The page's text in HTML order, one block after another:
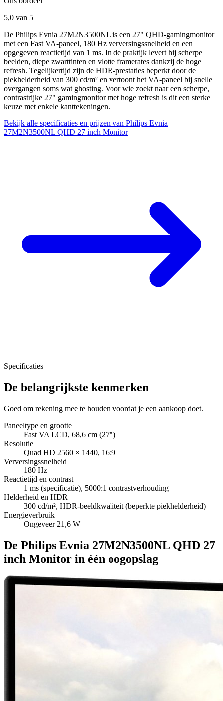
5,0 van 5
De Philips Evnia 27M2N3500NL is een 27" QHD-gamingmonitor
met een Fast VA-paneel, 180 Hz verversingssnelheid en een
opgegeven reactietijd van 1 ms. In de praktijk levert hij scherpe
beelden, diepe zwarttinten en vlotte framerates dankzij de hoge
refresh. Tegelijkertijd zijn de HDR-prestaties beperkt door de
piekhelderheid van 300 cd/m² en vertoont het VA-paneel bij snelle
overgangen soms wat ghosting. Voor wie zoekt naar een scherpe,
contrastrijke 27" gamingmonitor met hoge refresh is dit een sterke
keuze met enkele kanttekeningen.
Bekijk alle specificaties en prijzen van Philips Evnia
27M2N3500NL QHD 27 inch Monitor
Specificaties
De belangrijkste kenmerken
Goed om rekening mee te houden voordat je een aankoop doet.
Paneeltype en grootte
Fast VA LCD, 68,6 cm (27")
Resolutie
Quad HD 2560 × 1440, 16:9
Verversingssnelheid
180 Hz
Reactietijd en contrast
1 ms (specificatie), 5000:1 contrastverhouding
Helderheid en HDR
300 cd/m², HDR-beeldkwaliteit (beperkte piekhelderheid)
Energieverbruik
Ongeveer 21,6 W
De Philips Evnia 27M2N3500NL QHD 27
inch Monitor in één oogopslag